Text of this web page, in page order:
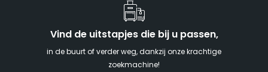
Vind de uitstapjes die bij u passen,
in de buurt of verder weg, dankzij onze krachtige
zoekmachine!